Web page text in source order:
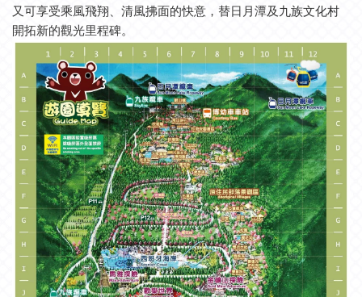
又可享受乘風飛翔、清風拂面的快意，替日月潭及九族文化村
開拓新的觀光里程碑。